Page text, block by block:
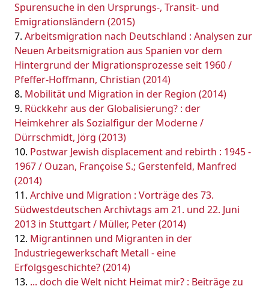
Spurensuche in den Ursprungs-, Transit- und
Emigrationsländern (2015)
Arbeitsmigration nach Deutschland : Analysen zur
Neuen Arbeitsmigration aus Spanien vor dem
Hintergrund der Migrationsprozesse seit 1960 /
Pfeffer-Hoffmann, Christian (2014)
Mobilität und Migration in der Region (2014)
Rückkehr aus der Globalisierung? : der
Heimkehrer als Sozialfigur der Moderne /
Dürrschmidt, Jörg (2013)
Postwar Jewish displacement and rebirth : 1945 -
1967 / Ouzan, Françoise S.; Gerstenfeld, Manfred
(2014)
Archive und Migration : Vorträge des 73.
Südwestdeutschen Archivtags am 21. und 22. Juni
2013 in Stuttgart / Müller, Peter (2014)
Migrantinnen und Migranten in der
Industriegewerkschaft Metall - eine
Erfolgsgeschichte? (2014)
... doch die Welt nicht Heimat mir? : Beiträge zu